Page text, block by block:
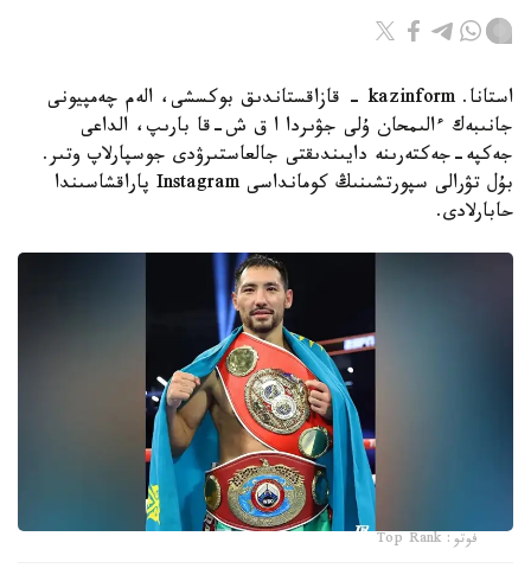
استانا. kazinform - قازاقستاندىق بوكسشى، الەم چەمپيونى
جانىبەك ءالىمحان ۇلى جۋىردا ا ق ش-قا بارىپ، الداعى
جەكپە-جەكتەرىنە دايىندىقتى جالعاستىرۋدى جوسپارلاپ وتىر.
بۇل تۋرالى سپورتشىنىڭ كومانداسى Instagram پاراقشاسىندا
حابارلادى.
فوتو: Top Rank